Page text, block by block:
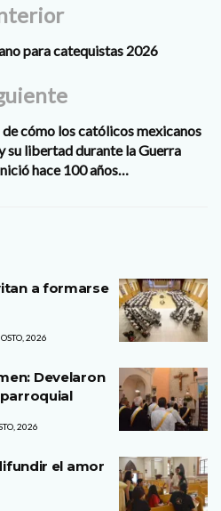
para catequistas 2026
cómo los católicos mexicanos
su libertad durante la Guerra
hace 100 años…
a formarse
2026
Develaron
2026
el amor